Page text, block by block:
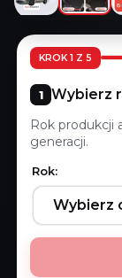
KROK 1 Z 5
Wybierz
Rok produkcji
generacji.
Rok: